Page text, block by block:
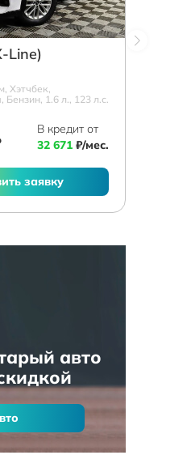
Line)
Хэтчбек,
Бензин, 1.6 л., 123 л.с.
В кредит от
32 671 ₽/мес.
заявку
авто